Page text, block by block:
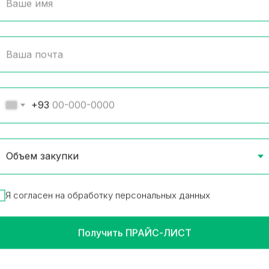
закуска Amrita
нарезанные в
соусе 500 гр
в упаковке
в наличии
26 шт в упаковке
Товар в наличии
+93
Я согласен на обработку персональных данных
Получить ПРАЙС-ЛИСТ